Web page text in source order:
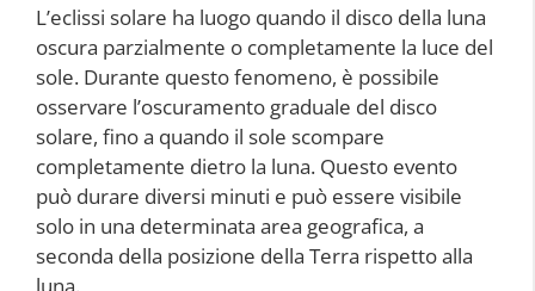
L’eclissi solare ha luogo quando il disco della luna
oscura parzialmente o completamente la luce del
sole. Durante questo fenomeno, è possibile
osservare l’oscuramento graduale del disco
solare, fino a quando il sole scompare
completamente dietro la luna. Questo evento
può durare diversi minuti e può essere visibile
solo in una determinata area geografica, a
seconda della posizione della Terra rispetto alla
luna.